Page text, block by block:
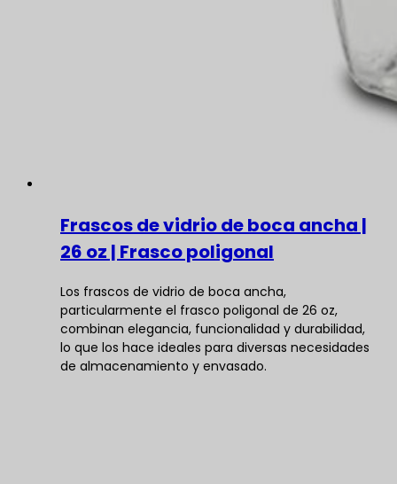
Frascos de vidrio de boca ancha |
26 oz | Frasco poligonal
Los frascos de vidrio de boca ancha,
particularmente el frasco poligonal de 26 oz,
combinan elegancia, funcionalidad y durabilidad,
lo que los hace ideales para diversas necesidades
de almacenamiento y envasado.